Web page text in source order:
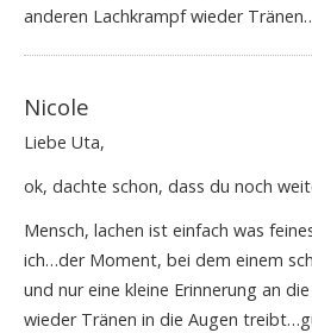
anderen Lachkrampf wieder
Nicole
Liebe Uta,
ok, dachte schon, dass du noch
Mensch, lachen ist einfach was
ich…der Moment, bei dem einem
und nur eine kleine Erinnerung an
wieder Tränen in die Augen